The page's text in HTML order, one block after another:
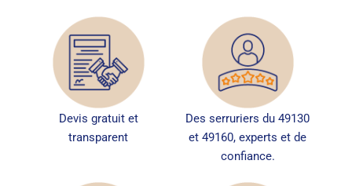
Devis gratuit et
transparent
Des serruriers du 49130
et 49160, experts et de
confiance.